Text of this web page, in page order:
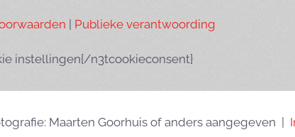
Publieke verantwoording
instellingen{/n3tcookieconsent}
Maarten Goorhuis of anders aangegeven |